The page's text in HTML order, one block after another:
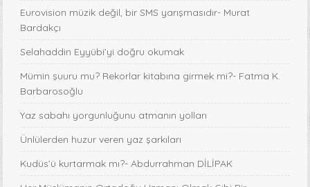
Eurovision müzik değil, bir SMS yarışmasıdır- Murat
Bardakçı
Selahaddin Eyyübi’yi doğru okumak
Mümin şuuru mu? Rekorlar kitabına girmek mi?- Fatma K.
Barbarosoğlu
Yaz sabahı yorgunluğunu atmanın yolları
Ünlülerden huzur veren yaz şarkıları
Kudüs’ü kurtarmak mı?- Abdurrahman DİLİPAK